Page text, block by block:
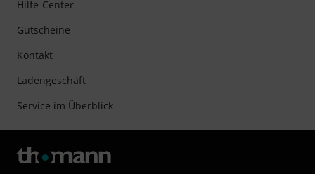
Hilfe-Center
Gutscheine
Kontakt
Ladengeschäft
Service im Überblick